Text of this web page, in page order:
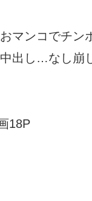
マンコでチ
出し…なし崩
18P